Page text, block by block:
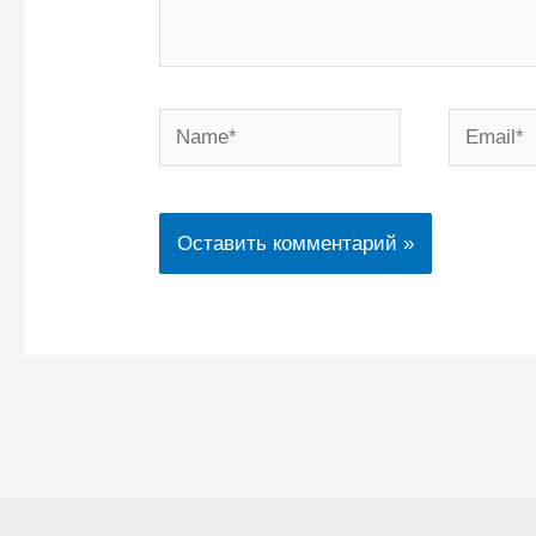
Name* Email*